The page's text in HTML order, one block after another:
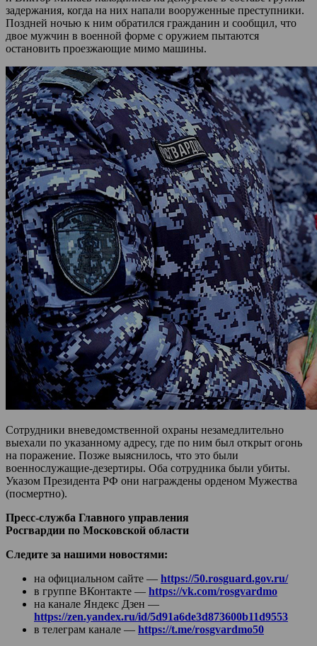
задержания, когда на них напали вооруженные преступники.
Поздней ночью к ним обратился гражданин и сообщил, что
двое мужчин в военной форме с оружием пытаются
остановить проезжающие мимо машины.
Сотрудники вневедомственной охраны незамедлительно
выехали по указанному адресу, где по ним был открыт огонь
на поражение. Позже выяснилось, что это были
военнослужащие-дезертиры. Оба сотрудника были убиты.
Указом Президента РФ они награждены орденом Мужества
(посмертно).
Пресс-служба Главного управления
Росгвардии по Московской области
Следите за нашими новостями:
на официальном сайте — https://50.rosguard.gov.ru/
в группе ВКонтакте — https://vk.com/rosgvardmo
на канале Яндекс Дзен —
https://zen.yandex.ru/id/5d91a6de3d873600b11d9553
в телеграм канале — https://t.me/rosgvardmo50